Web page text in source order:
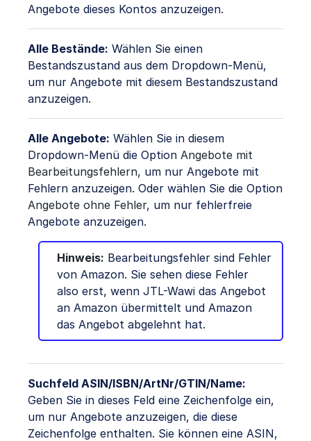
Angebote dieses Kontos anzuzeigen.
Alle Bestände: Wählen Sie einen
Bestandszustand aus dem Dropdown-Menü,
um nur Angebote mit diesem Bestandszustand
anzuzeigen.
Alle Angebote: Wählen Sie in diesem
Dropdown-Menü die Option Angebote mit
Bearbeitungsfehlern, um nur Angebote mit
Fehlern anzuzeigen. Oder wählen Sie die Option
Angebote ohne Fehler, um nur fehlerfreie
Angebote anzuzeigen.
Hinweis: Bearbeitungsfehler sind Fehler
von Amazon. Sie sehen diese Fehler
also erst, wenn JTL-Wawi das Angebot
an Amazon übermittelt und Amazon
das Angebot abgelehnt hat.
Suchfeld ASIN/ISBN/ArtNr/GTIN/Name:
Geben Sie in dieses Feld eine Zeichenfolge ein,
um nur Angebote anzuzeigen, die diese
Zeichenfolge enthalten. Sie können eine ASIN,